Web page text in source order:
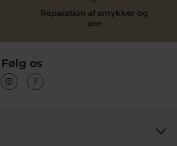
Reparation af smykker og
ure
Følg os